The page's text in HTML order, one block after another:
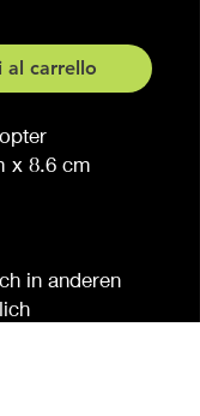
al carrello
x 8.6 cm
in anderen